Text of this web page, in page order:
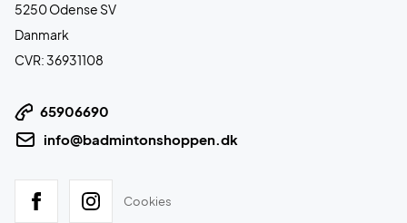
5250 Odense SV
Danmark
CVR: 36931108
65906690
info@badmintonshoppen.dk
Cookies